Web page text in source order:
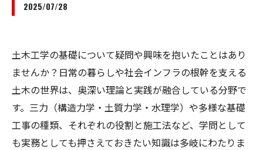
2025/07/28
土木工学の基礎について疑問や興味を抱いたことはあり
ませんか？日常の暮らしや社会インフラの根幹を支える
土木の世界は、奥深い理論と実践が融合している分野で
す。三力（構造力学・土質力学・水理学）や多様な基礎
工事の種類、それぞれの役割と施工法など、学問として
も実務としても押さえておきたい知識は多岐にわたりま